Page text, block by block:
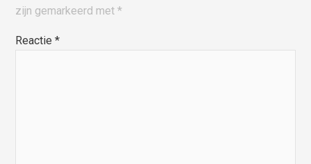
zijn gemarkeerd met*
Reactie*